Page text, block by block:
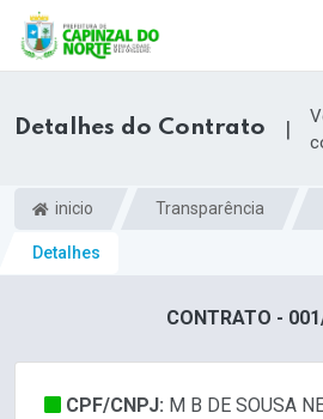
Detalhes do Contrato |
inicio Transparência
Detalhes
CONTRATO -
CPF/CNPJ: M B DE SOUSA